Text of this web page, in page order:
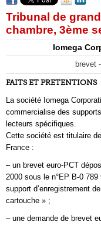
Tribunal de
chambre, 3ème
Iomega
brevet
FAITS ET PRETENTIONS
La société Iomega
commercialise des
lecteurs spécifiques.
Cette société est titulaire
France :
– un brevet euro-PCT
2000 sous le n°EP B-0
support d’enregistrement
cartouche » ;
– une demande de brevet